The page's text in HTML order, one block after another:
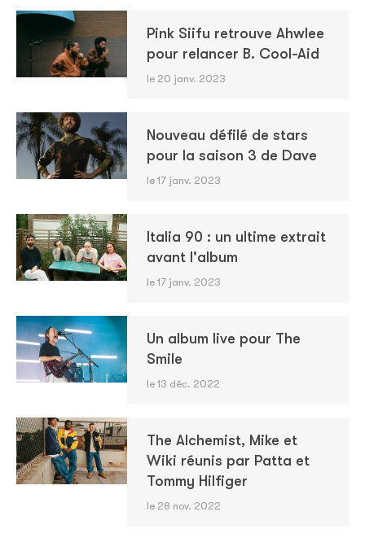
Pink Siifu retrouve Ahwlee
pour relancer B. Cool-Aid
le 20 janv. 2023
Nouveau défilé de stars
pour la saison 3 de Dave
le 17 janv. 2023
Italia 90 : un ultime extrait
avant l'album
le 17 janv. 2023
Un album live pour The
Smile
le 13 déc. 2022
The Alchemist, Mike et
Wiki réunis par Patta et
Tommy Hilfiger
le 28 nov. 2022